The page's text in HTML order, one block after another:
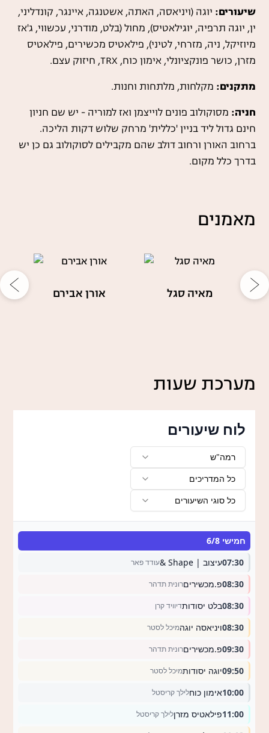
שיעורים: יוגה (ויניאסה, האתה, אשטנגה, איינגר, קונדליני,
ין, יוגה תרפיה, יוגילאטיס), מחול (בלט, מודרני, עכשווי, ג'אז
מיוזיקל, ניה, מזרחי, לטיני), פילאטיס מכשירים, פילאטיס
מזרן, כושר פונקציונלי, אימון כוח, TRX, חיזוק עצם.
מתקנים: מקלחות, מלתחות וחנות.
חניה: מסוקולוב פונים לוייצמן ואז למוריה - יש שם חניון
חינם גדול ליד בניין 'כללית' מרחק שלוש דקות הליכה.
ברחוב האורן ורחוב דולב שהם מקבילים לסוקולוב גם כן יש
בדרך כלל מקום.
מאמנים
אורן אבירם מאיה סגל
מערכת שעות